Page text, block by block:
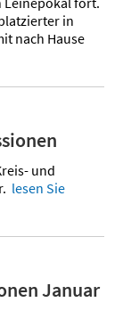
in
nach Hause
und
lesen Sie
Januar